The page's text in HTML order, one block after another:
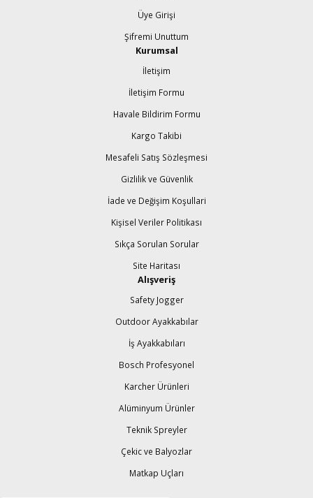
Üye Girişi
Şifremi Unuttum
Kurumsal
İletişim
İletişim Formu
Havale Bildirim Formu
Kargo Takibi
Mesafeli Satış Sözleşmesi
Gizlilik ve Güvenlik
İade ve Değişim Koşullari
Kişisel Veriler Politikası
Sıkça Sorulan Sorular
Site Haritası
Alışveriş
Safety Jogger
Outdoor Ayakkabılar
İş Ayakkabıları
Bosch Profesyonel
Karcher Ürünleri
Alüminyum Ürünler
Teknik Spreyler
Çekic ve Balyozlar
Matkap Uçları